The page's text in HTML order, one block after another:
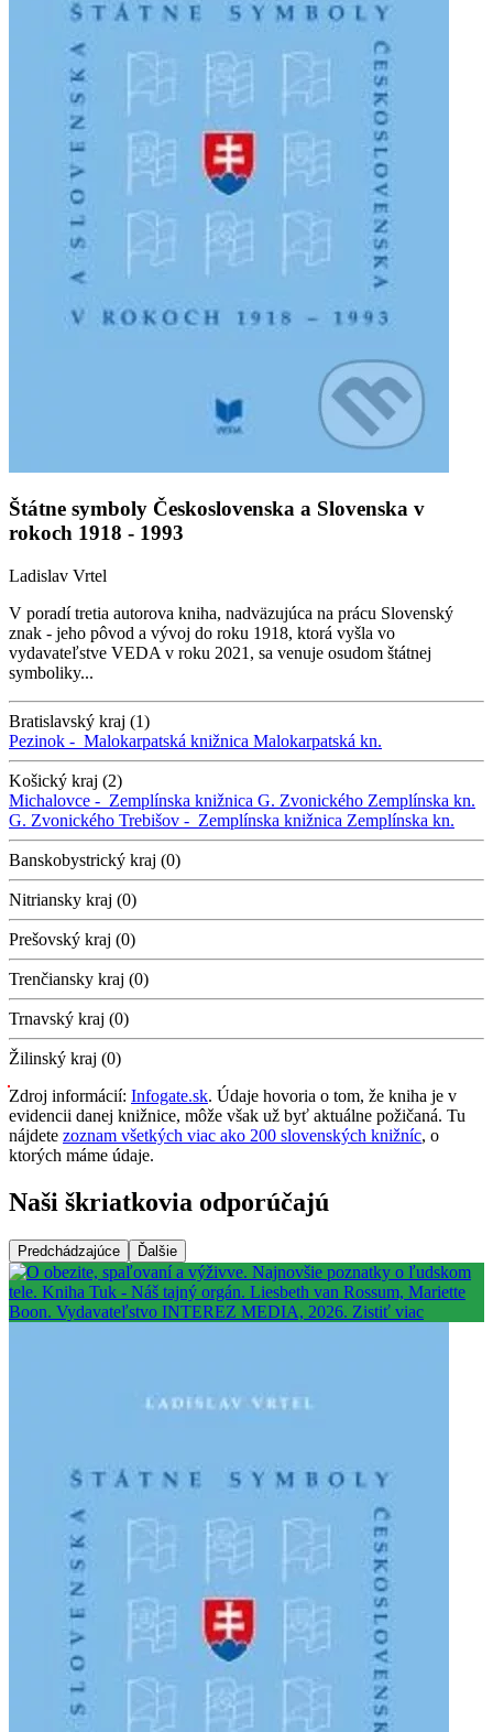
Štátne symboly Československa a Slovenska v
rokoch 1918 - 1993
Ladislav Vrtel
V poradí tretia autorova kniha, nadväzujúca na prácu Slovenský
znak - jeho pôvod a vývoj do roku 1918, ktorá vyšla vo
vydavateľstve VEDA v roku 2021, sa venuje osudom štátnej
symboliky...
Bratislavský kraj (1)
Pezinok - Malokarpatská knižnica Malokarpatská kn.
Košický kraj (2)
Michalovce - Zemplínska knižnica G. Zvonického Zemplínska kn.
G. Zvonického Trebišov - Zemplínska knižnica Zemplínska kn.
Banskobystrický kraj (0)
Nitriansky kraj (0)
Prešovský kraj (0)
Trenčiansky kraj (0)
Trnavský kraj (0)
Žilinský kraj (0)
Zdroj informácií: Infogate.sk. Údaje hovoria o tom, že kniha je v
evidencii danej knižnice, môže však už byť aktuálne požičaná. Tu
nájdete zoznam všetkých viac ako 200 slovenských knižníc, o
ktorých máme údaje.
Naši škriatkovia odporúčajú
Predchádzajúce Ďalšie